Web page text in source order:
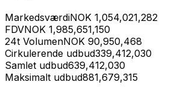
MarkedsværdiNOK 1,054,021,282
FDVNOK 1,985,651,150
24t VolumenNOK 90,950,468
Cirkulerende udbud339,412,030
Samlet udbud639,412,030
Maksimalt udbud881,679,315